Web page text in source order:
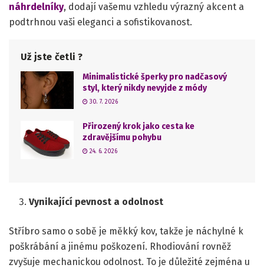
náhrdelníky, dodají vašemu vzhledu výrazný akcent a
podtrhnou vaši eleganci a sofistikovanost.
Už jste četli ?
Minimalistické šperky pro nadčasový
styl, který nikdy nevyjde z módy
30. 7. 2026
Přirozený krok jako cesta ke
zdravějšímu pohybu
24. 6. 2026
Vynikající pevnost a odolnost
Stříbro samo o sobě je měkký kov, takže je náchylné k
poškrábání a jinému poškození. Rhodiování rovněž
zvyšuje mechanickou odolnost. To je důležité zejména u